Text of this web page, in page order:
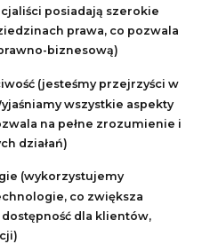
posiadają szerokie
prawa, co pozwala
biznesową)
(jesteśmy przejrzyści w
wszystkie aspekty
na pełne zrozumienie i
działań)
(wykorzystujemy
co zwiększa
dla klientów,